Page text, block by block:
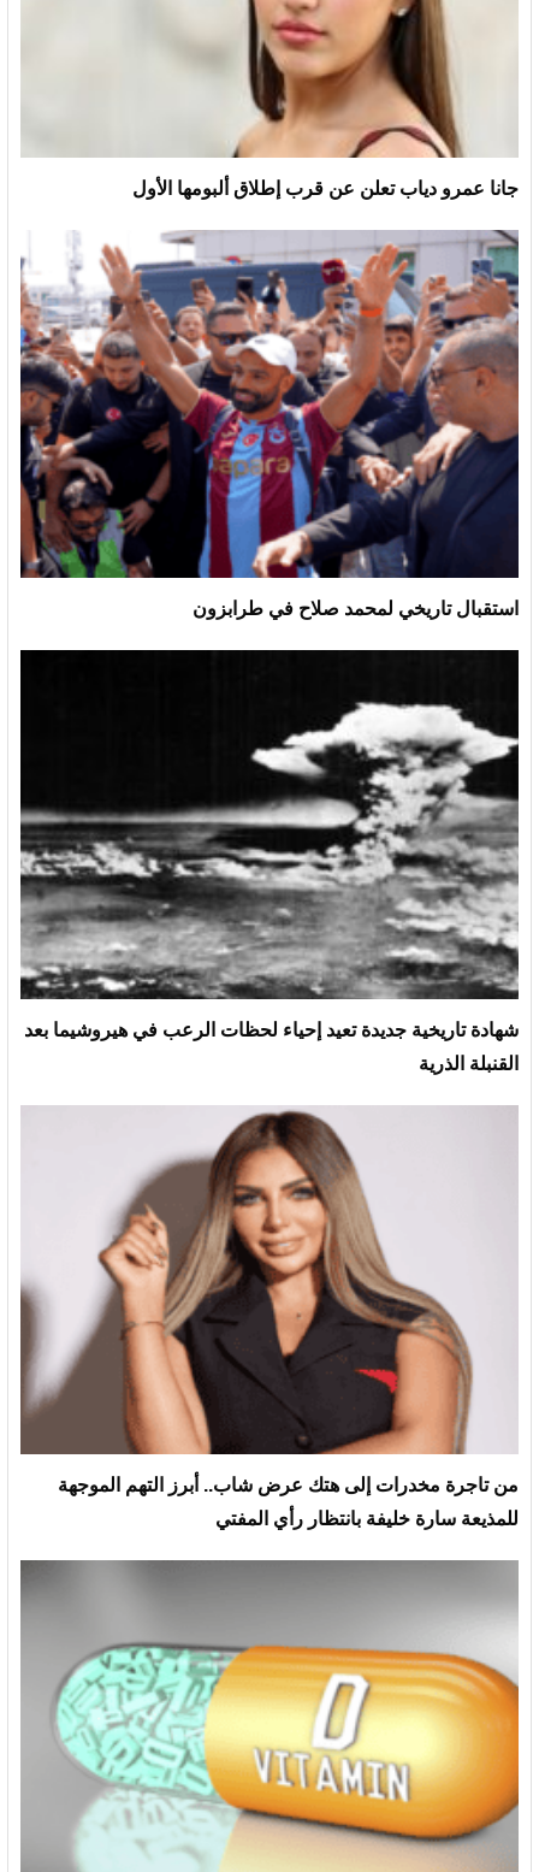
جانا عمرو دياب تعلن عن قرب إطلاق ألبومها الأول
استقبال تاريخي لمحمد صلاح في طرابزون
شهادة تاريخية جديدة تعيد إحياء لحظات الرعب في هيروشيما بعد
القنبلة الذرية
من تاجرة مخدرات إلى هتك عرض شاب.. أبرز التهم الموجهة
للمذيعة سارة خليفة بانتظار رأي المفتي